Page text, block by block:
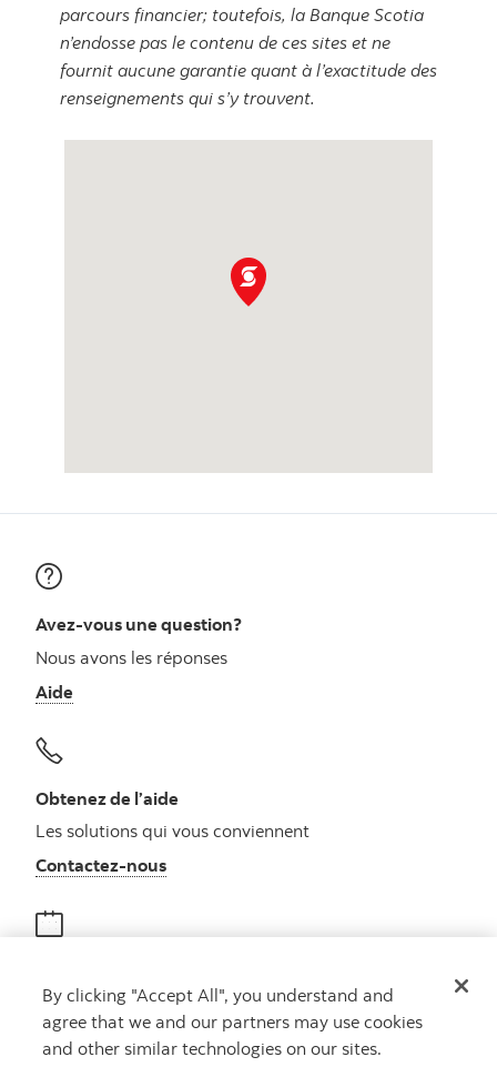
parcours financier; toutefois, la Banque Scotia
n’endosse pas le contenu de ces sites et ne
fournit aucune garantie quant à l’exactitude des
renseignements qui s’y trouvent.
Avez-vous une question?
Nous avons les réponses
Aide
Obtenez de l’aide
Les solutions qui vous conviennent
Contactez-nousAutres numéros, contactez-nous par
Rencontrez un conseiller
Prenez rendez-vous
By clicking "Accept All", you understand and
agree that we and our partners may use cookies
and other similar technologies on our sites.